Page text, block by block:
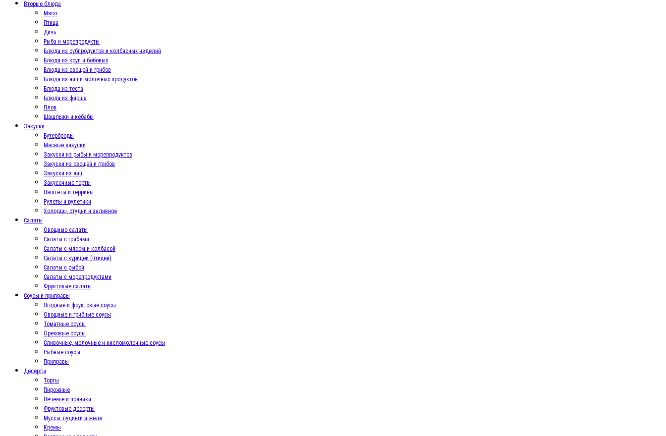
Вторые блюда
Мясо
Птица
Дичь
Рыба и морепродукты
Блюда из субпродуктов и колбасных изделий
Блюда из круп и бобовых
Блюда из овощей и грибов
Блюда из яиц и молочных продуктов
Блюда из теста
Блюда из фарша
Плов
Шашлыки и кебабы
Закуски
Бутерброды
Мясные закуски
Закуски из рыбы и морепродуктов
Закуски из овощей и грибов
Закуски из яиц
Закусочные торты
Паштеты и террины
Рулеты и рулетики
Холодцы, студни и заливное
Салаты
Овощные салаты
Салаты с грибами
Салаты с мясом и колбасой
Салаты с курицей (птицей)
Салаты с рыбой
Салаты с морепродуктами
Фруктовые салаты
Соусы и приправы
Ягодные и фруктовые соусы
Овощные и грибные соусы
Томатные соусы
Ореховые соусы
Сливочные, молочные и кисломолочные соусы
Рыбные соусы
Приправы
Десерты
Торты
Пирожные
Печенье и пряники
Фруктовые десерты
Муссы, пудинги и желе
Кремы